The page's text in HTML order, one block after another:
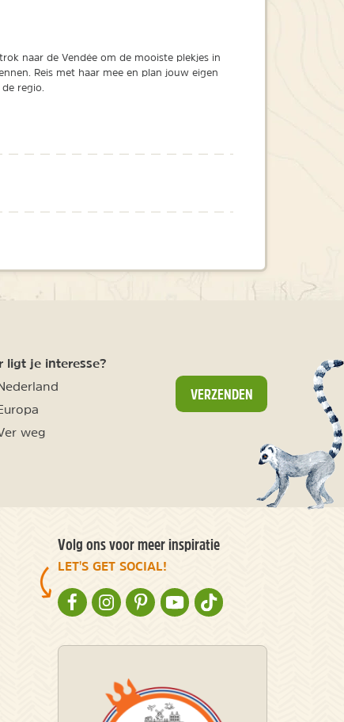
naar de Vendée om de mooiste plekjes in
Reis met haar mee en plan jouw eigen
regio.
ligt je interesse?
weg
VERZENDEN
Volg ons voor meer inspiratie
LET'S GET SOCIAL!
NATURESCANNER OP FACEBOOK
NATURESCANNER OP INSTAGRAM
NATURESCANNER OP PINTEREST
NATURESCANNER OP YOUTUBE
NATURESCANNER OP